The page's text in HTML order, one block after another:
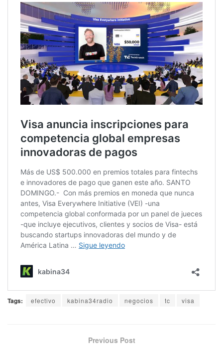
Tags: efectivo kabina34radio negocios tc visa
Previous Post